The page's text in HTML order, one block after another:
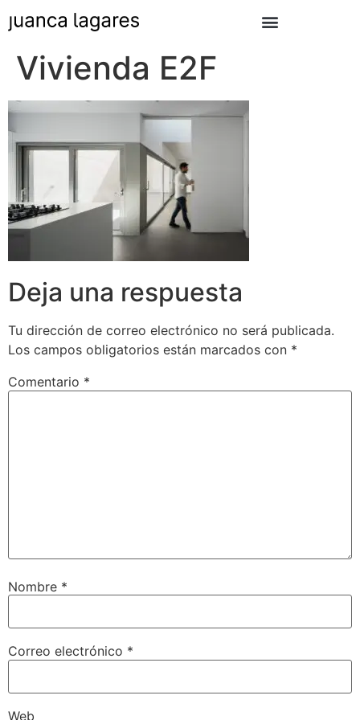
Vivienda E2F
Deja una respuesta
Tu dirección de correo electrónico no será publicada.
Los campos obligatorios están marcados con *
Comentario *
Nombre *
Correo electrónico *
Web